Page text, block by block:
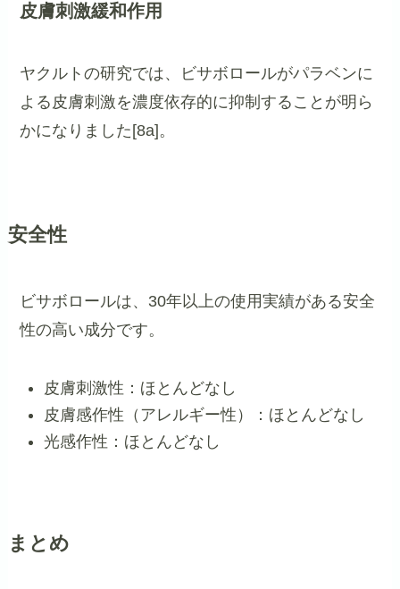
皮膚刺激緩和作用
ヤクルトの研究では、ビサボロールがパラベンに
よる皮膚刺激を濃度依存的に抑制することが明ら
かになりました[8a]。
安全性
ビサボロールは、30年以上の使用実績がある安全
性の高い成分です。
皮膚刺激性：ほとんどなし
皮膚感作性（アレルギー性）：ほとんどなし
光感作性：ほとんどなし
まとめ